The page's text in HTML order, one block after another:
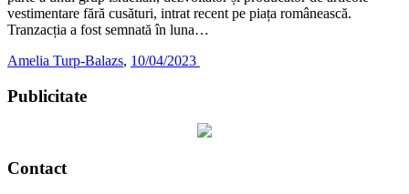
vestimentare fără cusături, intrat recent pe piața românească.
Tranzacția a fost semnată în luna…
Amelia Turp-Balazs, 10/04/2023
Publicitate
Contact